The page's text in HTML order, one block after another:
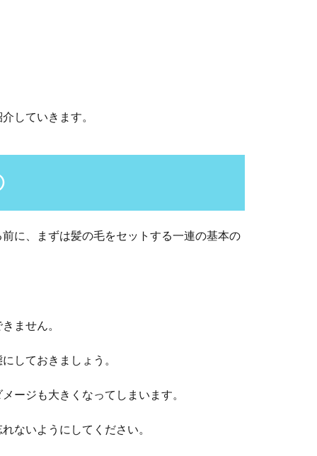
していきます。
に、まずは髪の毛をセットする一連の基本の
ません。
しておきましょう。
ージも大きくなってしまいます。
ないようにしてください。